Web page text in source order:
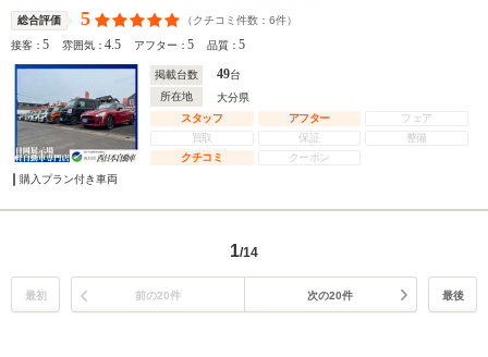
総合評価 5 （クチコミ件数： 6件）
接客：5 雰囲気：4.5 アフター：5 品質：5
掲載台数 49台
所在地
大分県
スタッフ
アフター
フェア
買取
保証
整備
クチコミ
クーポン
購入プラン付き車両
1/14
最初 前の20件 次の20件 最後